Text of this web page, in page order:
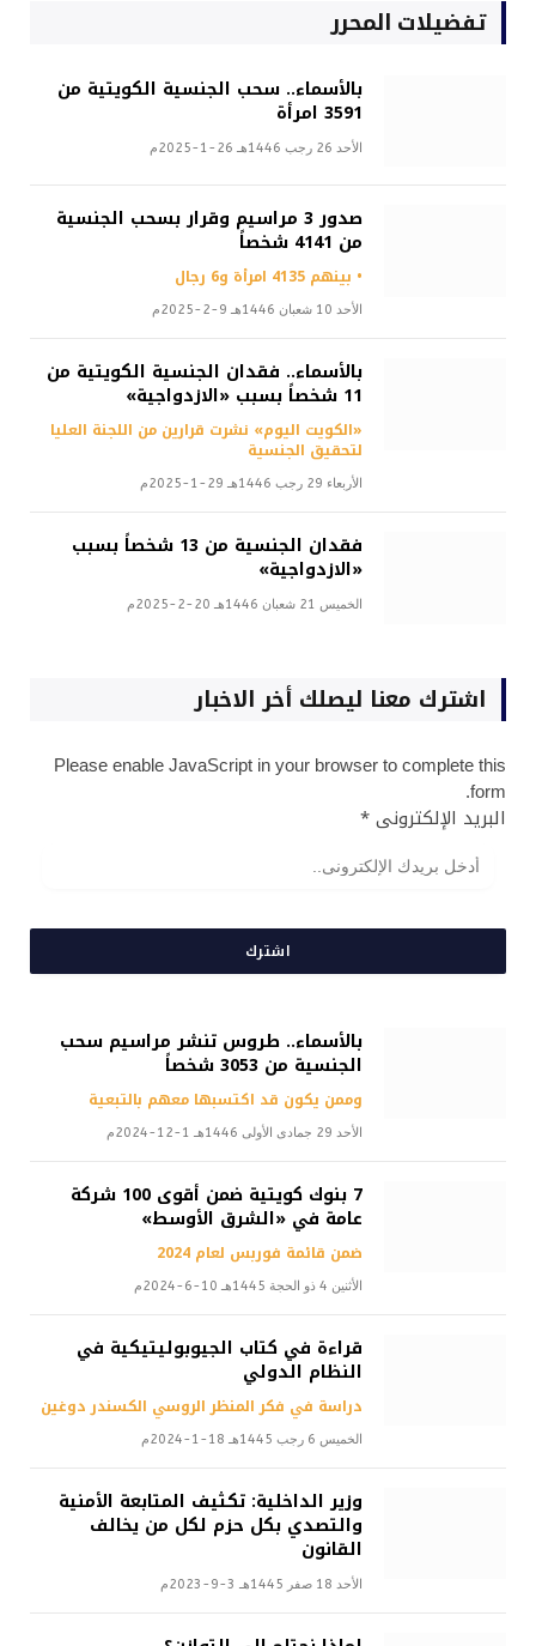
تفضيلات المحرر
بالأسماء.. سحب الجنسية الكويتية من
3591 امرأة
الأحد 26 رجب 1446هـ 26-1-2025م
صدور 3 مراسيم وقرار بسحب الجنسية
من 4141 شخصاً
• بينهم 4135 امرأة و6 رجال
الأحد 10 شعبان 1446هـ 9-2-2025م
بالأسماء.. فقدان الجنسية الكويتية من
11 شخصاً بسبب «الازدواجية»
«الكويت اليوم» نشرت قرارين من اللجنة العليا
لتحقيق الجنسية
الأربعاء 29 رجب 1446هـ 29-1-2025م
فقدان الجنسية من 13 شخصاً بسبب
«الازدواجية»
الخميس 21 شعبان 1446هـ 20-2-2025م
اشترك معنا ليصلك أخر الاخبار
Please enable JavaScript in your browser to complete this
form.
البريد الإلكترونى*
اشترك
بالأسماء.. طروس تنشر مراسيم سحب
الجنسية من 3053 شخصاً
وممن يكون قد اكتسبها معهم بالتبعية
الأحد 29 جمادى الأولى 1446هـ 1-12-2024م
7 بنوك كويتية ضمن أقوى 100 شركة
عامة في «الشرق الأوسط»
ضمن قائمة فوربس لعام 2024
الأثنين 4 ذو الحجة 1445هـ 10-6-2024م
قراءة في كتاب الجيوبوليتيكية في
النظام الدولي
دراسة في فكر المنظر الروسي الكسندر دوغين
الخميس 6 رجب 1445هـ 18-1-2024م
وزير الداخلية: تكثيف المتابعة الأمنية
والتصدي بكل حزم لكل من يخالف
القانون
الأحد 18 صفر 1445هـ 3-9-2023م